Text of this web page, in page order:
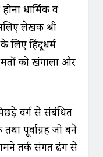
धार्मिक व
लेखक श्री
लिए हिंदूधर्म
मतों को खंगाला और
वर्ग से संबंधित
पूर्वाग्रह जो बने
तर्क संगत ढंग से